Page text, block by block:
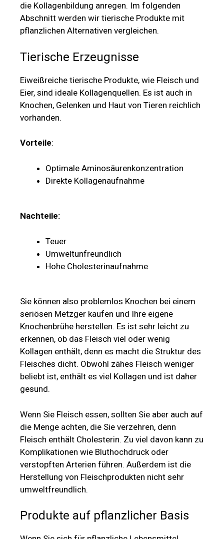
die Kollagenbildung anregen. Im folgenden
Abschnitt werden wir tierische Produkte mit
pflanzlichen Alternativen vergleichen.
Tierische Erzeugnisse
Eiweißreiche tierische Produkte, wie Fleisch und
Eier, sind ideale Kollagenquellen. Es ist auch in
Knochen, Gelenken und Haut von Tieren reichlich
vorhanden.
Vorteile:
Optimale Aminosäurenkonzentration
Direkte Kollagenaufnahme
Nachteile:
Teuer
Umweltunfreundlich
Hohe Cholesterinaufnahme
Sie können also problemlos Knochen bei einem
seriösen Metzger kaufen und Ihre eigene
Knochenbrühe herstellen. Es ist sehr leicht zu
erkennen, ob das Fleisch viel oder wenig
Kollagen enthält, denn es macht die Struktur des
Fleisches dicht. Obwohl zähes Fleisch weniger
beliebt ist, enthält es viel Kollagen und ist daher
gesund.
Wenn Sie Fleisch essen, sollten Sie aber auch auf
die Menge achten, die Sie verzehren, denn
Fleisch enthält Cholesterin. Zu viel davon kann zu
Komplikationen wie Bluthochdruck oder
verstopften Arterien führen. Außerdem ist die
Herstellung von Fleischprodukten nicht sehr
umweltfreundlich.
Produkte auf pflanzlicher Basis